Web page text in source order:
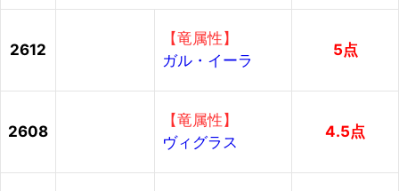
2612
【竜属性】
ガル・イーラ
5点
2608
【竜属性】
ヴィグラス
4.5点